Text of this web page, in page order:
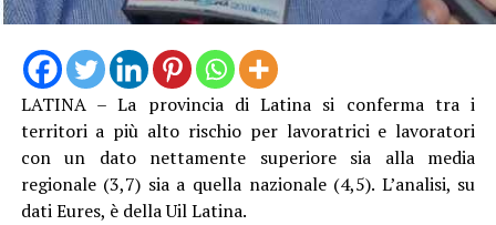
LATINA – La provincia di Latina si conferma tra i
territori a più alto rischio per lavoratrici e lavoratori
con un dato nettamente superiore sia alla media
regionale (3,7) sia a quella nazionale (4,5). L’analisi, su
dati Eures, è della Uil Latina.